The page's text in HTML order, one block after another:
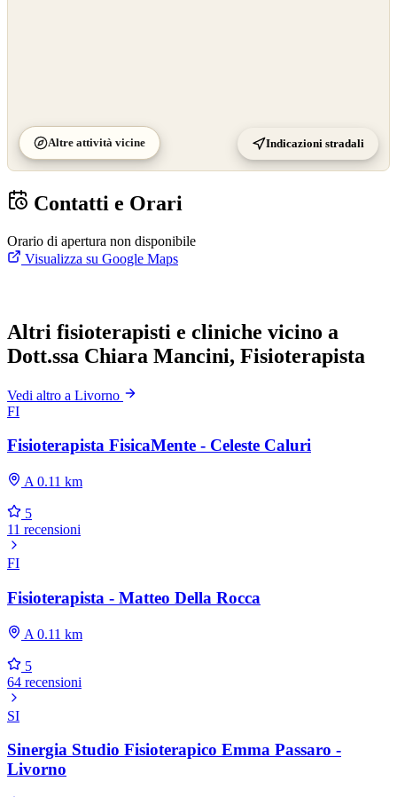
Altre attività vicine Indicazioni stradali
Contatti e Orari
Orario di apertura non disponibile
Visualizza su Google Maps
Altri fisioterapisti e cliniche vicino a
Dott.ssa Chiara Mancini, Fisioterapista
Vedi altro a Livorno
FI
Fisioterapista FisicaMente - Celeste Caluri
A 0.11 km
5
11 recensioni
FI
Fisioterapista - Matteo Della Rocca
A 0.11 km
5
64 recensioni
SI
Sinergia Studio Fisioterapico Emma Passaro -
Livorno